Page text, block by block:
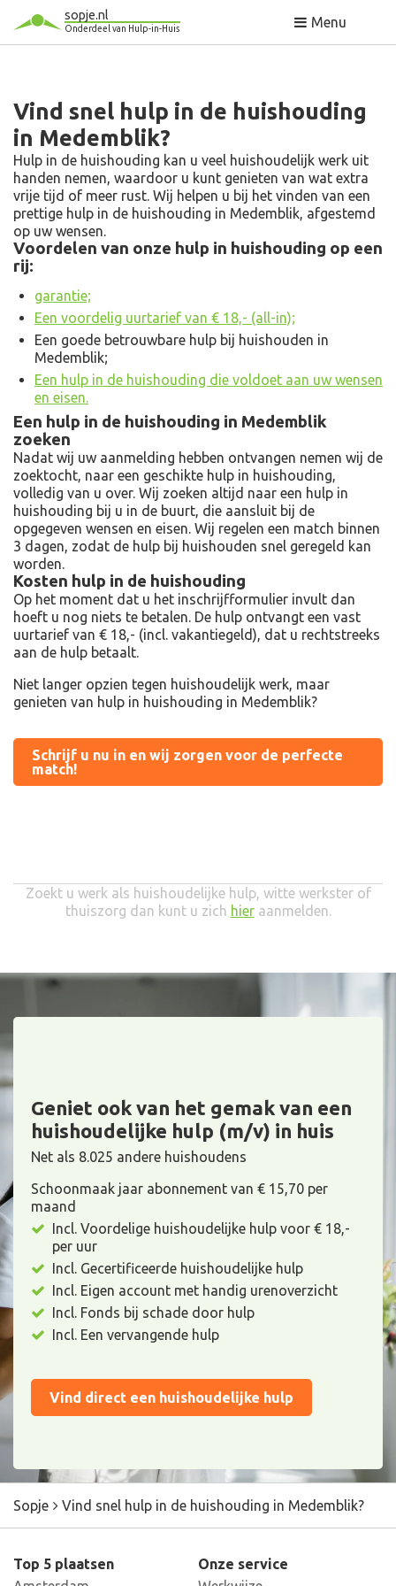
sopje.nl
Onderdeel van Hulp-in-Huis Menu
Vind snel hulp in de huishouding
in Medemblik?
Hulp in de huishouding kan u veel huishoudelijk werk uit
handen nemen, waardoor u kunt genieten van wat extra
vrije tijd of meer rust. Wij helpen u bij het vinden van een
prettige hulp in de huishouding in Medemblik, afgestemd
op uw wensen.
Voordelen van onze hulp in huishouding op een
rij:
garantie;
Een voordelig uurtarief van € 18,- (all-in);
Een goede betrouwbare hulp bij huishouden in
Medemblik;
Een hulp in de huishouding die voldoet aan uw wensen
en eisen.
Een hulp in de huishouding in Medemblik
zoeken
Nadat wij uw aanmelding hebben ontvangen nemen wij de
zoektocht, naar een geschikte hulp in huishouding,
volledig van u over. Wij zoeken altijd naar een hulp in
huishouding bij u in de buurt, die aansluit bij de
opgegeven wensen en eisen. Wij regelen een match binnen
3 dagen, zodat de hulp bij huishouden snel geregeld kan
worden.
Kosten hulp in de huishouding
Op het moment dat u het inschrijfformulier invult dan
hoeft u nog niets te betalen. De hulp ontvangt een vast
uurtarief van € 18,- (incl. vakantiegeld), dat u rechtstreeks
aan de hulp betaalt.
Niet langer opzien tegen huishoudelijk werk, maar
genieten van hulp in huishouding in Medemblik?
Schrijf u nu in en wij zorgen voor de perfecte
match!
Zoekt u werk als huishoudelijke hulp, witte werkster of
thuiszorg dan kunt u zich hieraanmelden.
Geniet ook van het gemak van een
huishoudelijke hulp (m/v) in huis
Net als 8.025 andere huishoudens
Schoonmaak jaar abonnement van € 15,70 per
maand
Incl. Voordelige huishoudelijke hulp voor € 18,-
per uur
Incl. Gecertificeerde huishoudelijke hulp
Incl. Eigen account met handig urenoverzicht
Incl. Fonds bij schade door hulp
Incl. Een vervangende hulp
Vind direct een huishoudelijke hulp
Sopje Vind snel hulp in de huishouding in Medemblik?
Top 5 plaatsen
Onze service